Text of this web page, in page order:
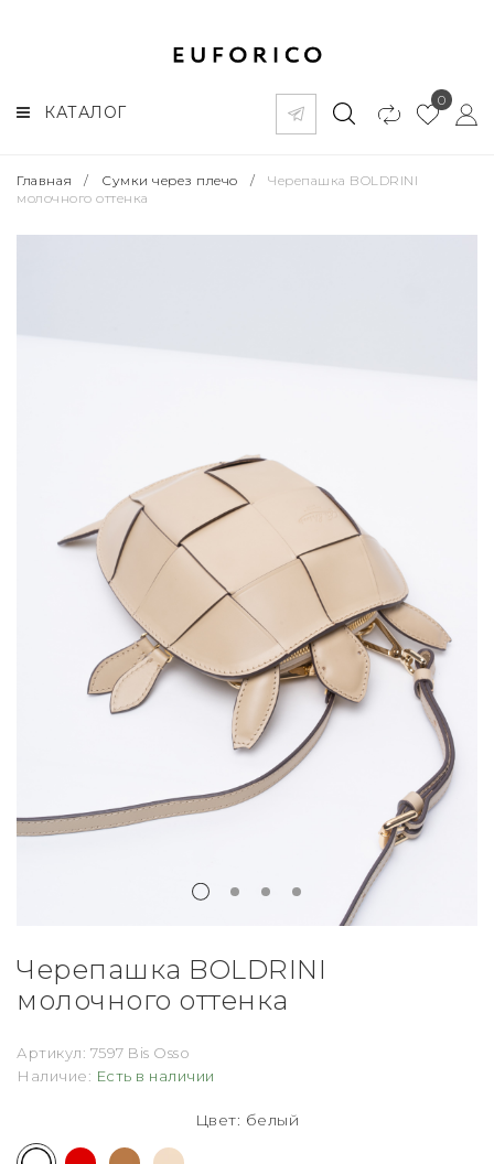
КАТАЛОГ
0
Главная / Сумки через плечо /
Черепашка BOLDRINI
молочного оттенка
Черепашка BOLDRINI
молочного оттенка
Артикул: 7597 Bis Osso
Наличие: Есть в наличии
Цвет: белый